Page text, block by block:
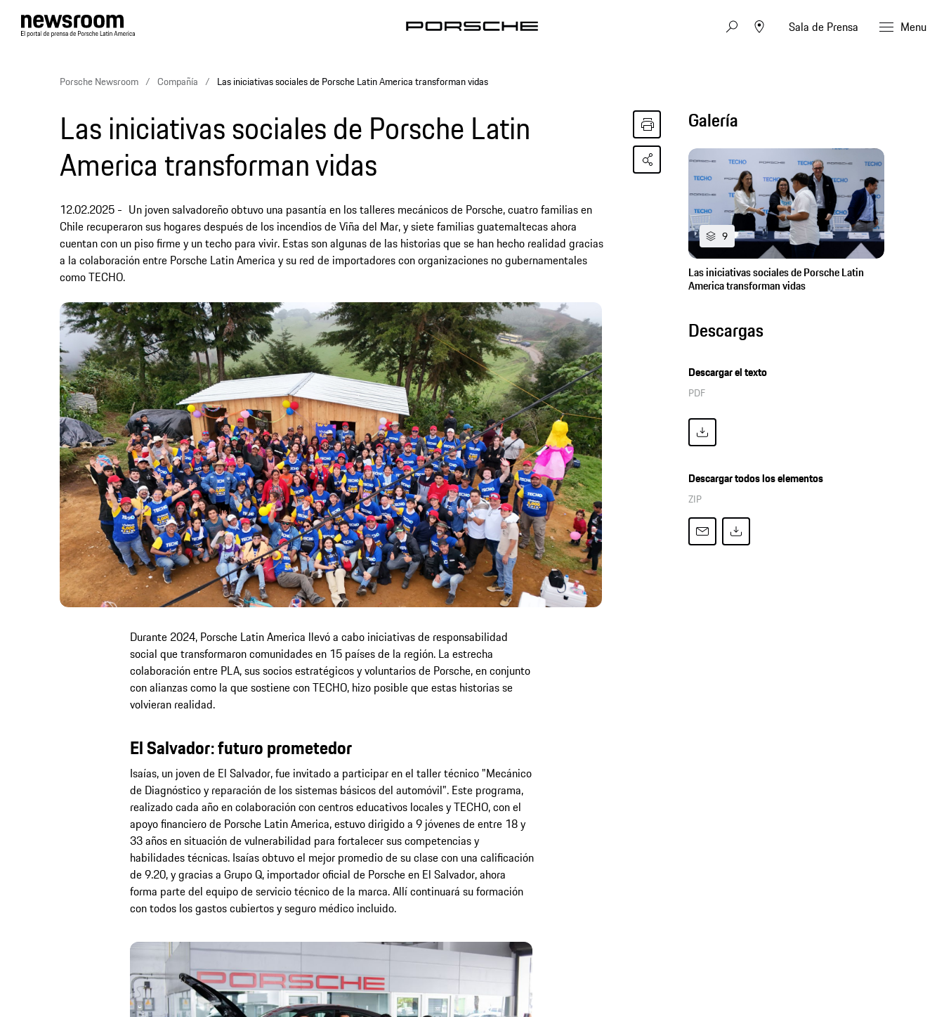
Sala de Prensa Menu
Porsche Newsroom Compañía Las iniciativas sociales de Porsche Latin America transforman vidas
Las iniciativas sociales de Porsche Latin
America transforman vidas
12.02.2025
Un joven salvadoreño obtuvo una pasantía en los talleres mecánicos de Porsche, cuatro familias en
Chile recuperaron sus hogares después de los incendios de Viña del Mar, y siete familias guatemaltecas ahora
cuentan con un piso firme y un techo para vivir. Estas son algunas de las historias que se han hecho realidad gracias
a la colaboración entre Porsche Latin America y su red de importadores con organizaciones no gubernamentales
como TECHO.
Durante 2024, Porsche Latin America llevó a cabo iniciativas de responsabilidad
social que transformaron comunidades en 15 países de la región. La estrecha
colaboración entre PLA, sus socios estratégicos y voluntarios de Porsche, en conjunto
con alianzas como la que sostiene con TECHO, hizo posible que estas historias se
volvieran realidad.
El Salvador: futuro prometedor
Isaías, un joven de El Salvador, fue invitado a participar en el taller técnico "Mecánico
de Diagnóstico y reparación de los sistemas básicos del automóvil". Este programa,
realizado cada año en colaboración con centros educativos locales y TECHO, con el
apoyo financiero de Porsche Latin America, estuvo dirigido a 9 jóvenes de entre 18 y
33 años en situación de vulnerabilidad para fortalecer sus competencias y
habilidades técnicas. Isaías obtuvo el mejor promedio de su clase con una calificación
de 9.20, y gracias a Grupo Q, importador oficial de Porsche en El Salvador, ahora
forma parte del equipo de servicio técnico de la marca. Allí continuará su formación
con todos los gastos cubiertos y seguro médico incluido.
Galería
9
Las iniciativas sociales de Porsche Latin
America transforman vidas
Descargas
Descargar el texto
PDF
Descargar todos los elementos
ZIP